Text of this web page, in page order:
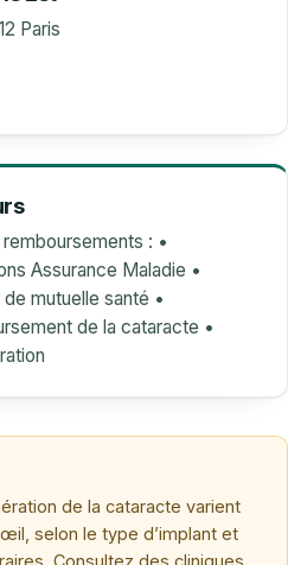
Paris
: •
Assurance Maladie •
mutuelle santé •
de la cataracte •
de la cataracte varient
selon le type d’implant et